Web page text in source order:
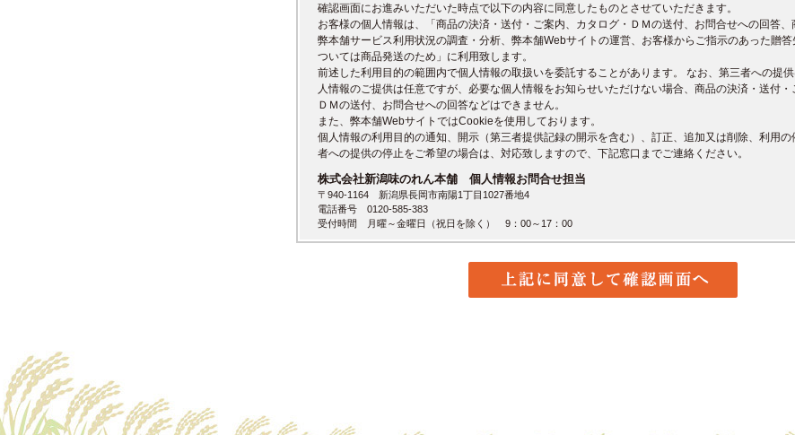
確認画面にお進みいただいた時点で以下の内容に同意したものとさせていただきます。
お客様の個人情報は、「商品の決済・送付・ご案内、カタログ・ＤＭの送付、お問合せへの回答、
弊本舗サービス利用状況の調査・分析、弊本舗Webサイトの運営、お客様からご指示のあった贈
ついては商品発送のため」に利用致します。
前述した利用目的の範囲内で個人情報の取扱いを委託することがあります。 なお、第三者への提
人情報のご提供は任意ですが、必要な個人情報をお知らせいただけない場合、商品の決済・送付・
ＤＭの送付、お問合せへの回答などはできません。
また、弊本舗WebサイトではCookieを使用しております。
個人情報の利用目的の通知、開示（第三者提供記録の開示を含む）、訂正、追加又は削除、利用の
者への提供の停止をご希望の場合は、対応致しますので、下記窓口までご連絡ください。
株式会社新潟味のれん本舗 個人情報お問合せ担当
〒940-1164 新潟県長岡市南陽1丁目1027番地4
電話番号 0120-585-383
受付時間 月曜～金曜日（祝日を除く） 9：00～17：00